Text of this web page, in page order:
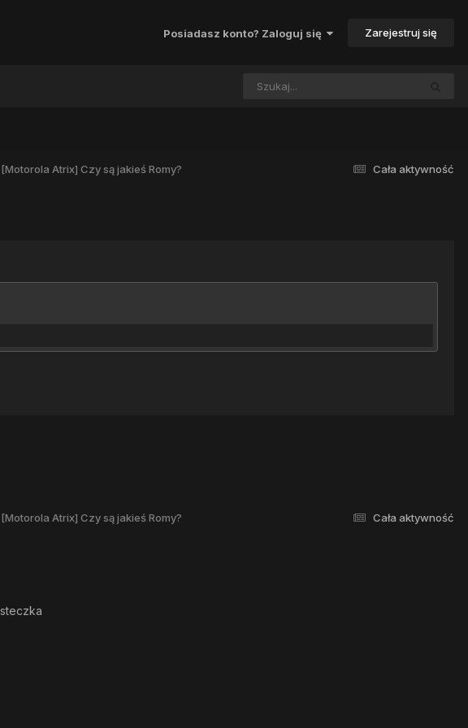
Posiadasz konto? Zaloguj się Zarejestruj się
Cała aktywność
[Motorola Atrix] Czy są jakieś Romy?
Cała aktywność
[Motorola Atrix] Czy są jakieś Romy?